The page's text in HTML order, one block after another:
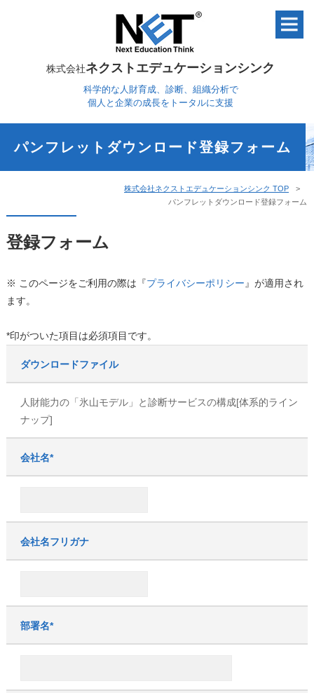
株式会社ネクストエデュケーションシンク
科学的な人財育成、診断、組織分析で
個人と企業の成長をトータルに支援
パンフレットダウンロード登録フォーム
株式会社ネクストエデュケーションシンク TOP
パンフレットダウンロード登録フォーム
登録フォーム
※ このページをご利用の際は『プライバシーポリシー 』が適用され
ます。
*印がついた項目は必須項目です。
ダウンロードファイル
人財能力の「氷山モデル」と診断サービスの構成[体系的ライン
ナップ]
会社名*
会社名フリガナ
部署名*